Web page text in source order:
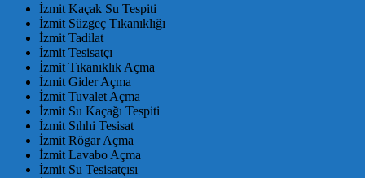
İzmit Kaçak Su Tespiti
İzmit Süzgeç Tıkanıklığı
İzmit Tadilat
İzmit Tesisatçı
İzmit Tıkanıklık Açma
İzmit Gider Açma
İzmit Tuvalet Açma
İzmit Su Kaçağı Tespiti
İzmit Sıhhi Tesisat
İzmit Rögar Açma
İzmit Lavabo Açma
İzmit Su Tesisatçısı